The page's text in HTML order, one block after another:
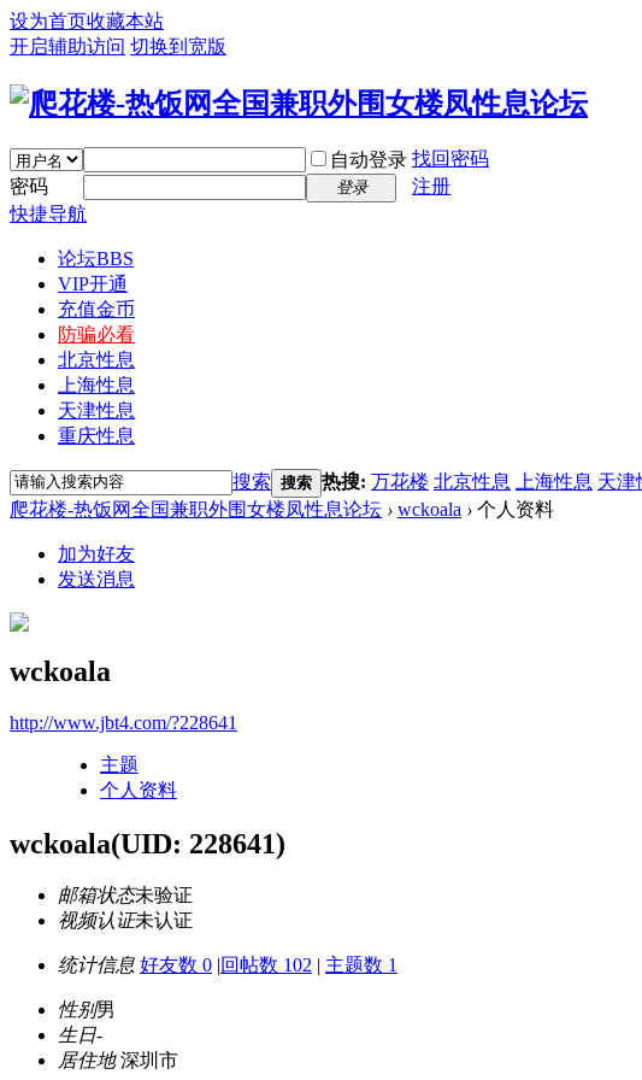
设为首页收藏本站
开启辅助访问 切换到宽版
自动登录 找回密码
密码
登录
注册
快捷导航
论坛BBS
VIP开通
充值金币
防骗必看
北京性息
上海性息
天津性息
重庆性息
搜索 搜索 热搜: 万花楼 北京性息 上海性息 天津
爬花楼-热饭网全国兼职外围女楼凤性息论坛 › wckoala › 个人资料
加为好友
发送消息
wckoala
http://www.jbt4.com/?228641
主题
个人资料
wckoala(UID: 228641)
邮箱状态未验证
视频认证未认证
统计信息 好友数 0 |回帖数 102 | 主题数 1
性别男
生日-
居住地深圳市